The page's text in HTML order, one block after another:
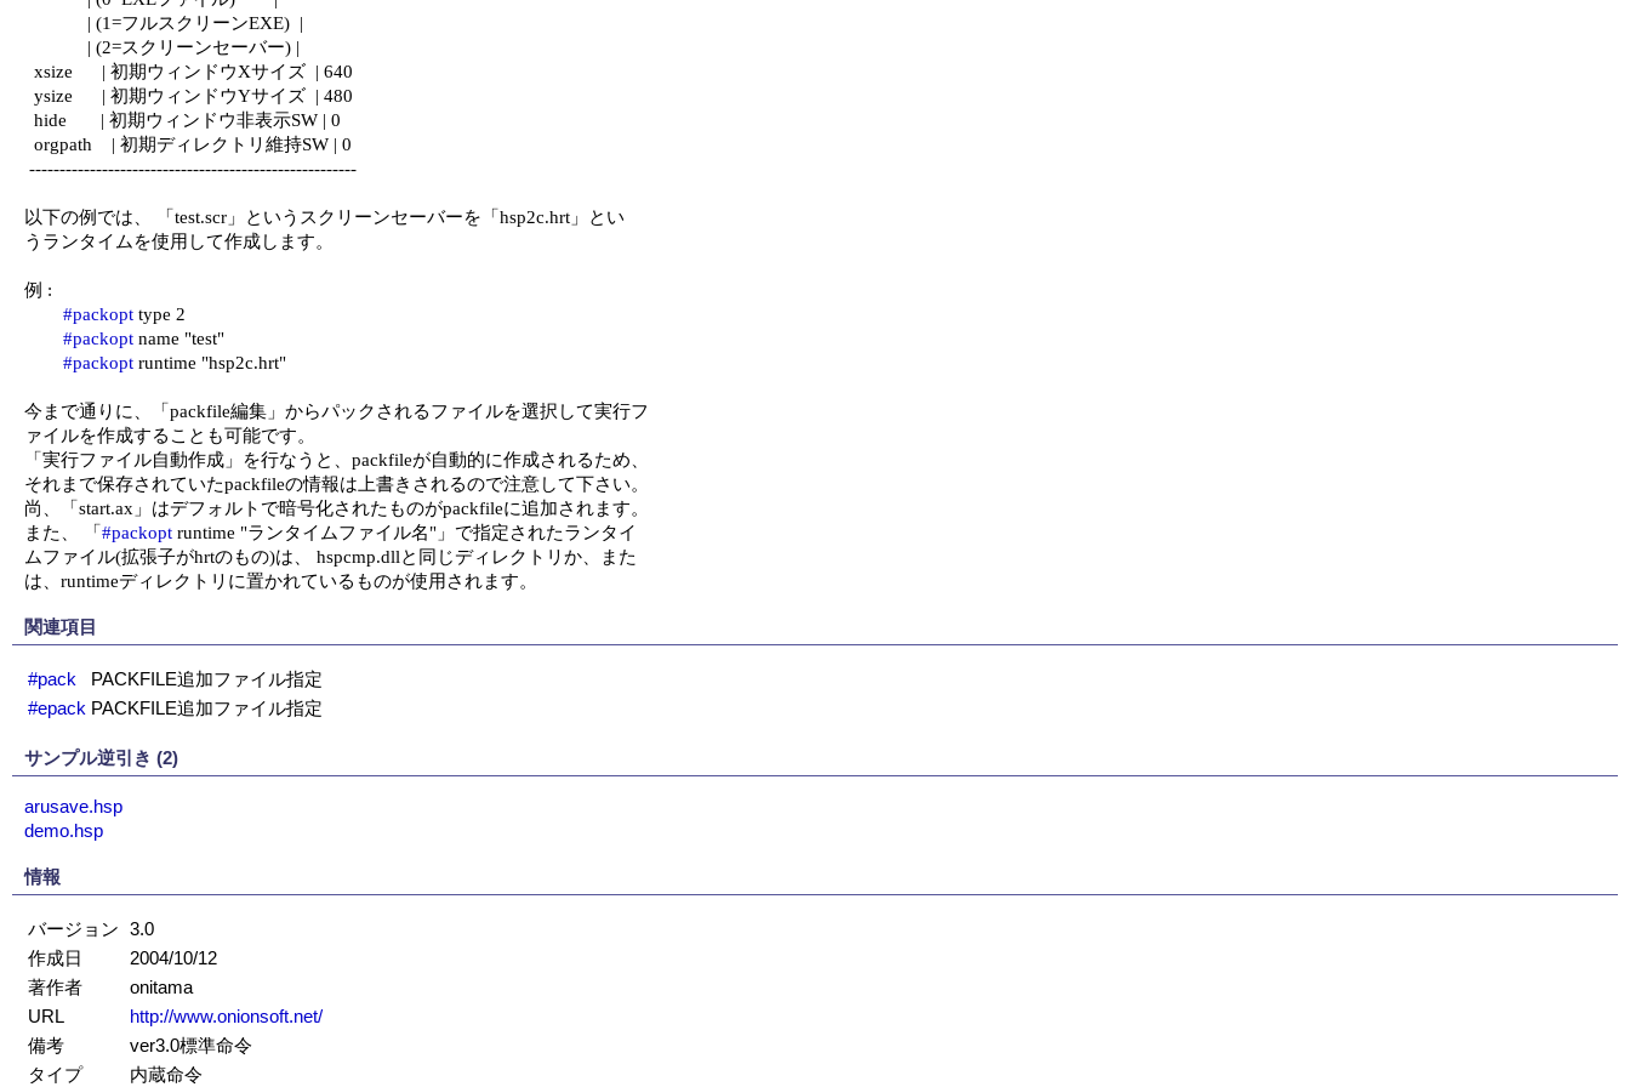
以下の例では、 「test.scr」というスクリーンセーバーを「hsp2c.hrt」とい
うランタイムを使用して作成します。
例 :
#packopt type 2
#packopt name "test"
#packopt runtime "hsp2c.hrt"
今まで通りに、「packfile編集」からパックされるファイルを選択して実行フ
ァイルを作成することも可能です。
「実行ファイル自動作成」を行なうと、packfileが自動的に作成されるため、
それまで保存されていたpackfileの情報は上書きされるので注意して下さい。
尚、「start.ax」はデフォルトで暗号化されたものがpackfileに追加されます。
また、 「#packopt runtime "ランタイムファイル名"」で指定されたランタイ
ムファイル(拡張子がhrtのもの)は、 hspcmp.dllと同じディレクトリか、また
は、runtimeディレクトリに置かれているものが使用されます。
関連項目
#pack
PACKFILE追加ファイル指定
#epack PACKFILE追加ファイル指定
サンプル逆引き (2)
arusave.hsp
demo.hsp
情報
バージョン 3.0
作成日
2004/10/12
著作者
onitama
URL
http://www.onionsoft.net/
備考
ver3.0標準命令
タイプ
内蔵命令